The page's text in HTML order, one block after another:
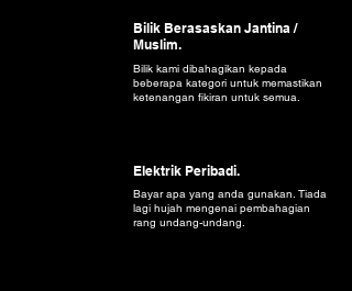
Bilik Berasaskan Jantina /
Muslim.
Bilik kami dibahagikan kepada
beberapa kategori untuk memastikan
ketenangan fikiran untuk semua.
Elektrik Peribadi.
Bayar apa yang anda gunakan. Tiada
lagi hujah mengenai pembahagian
rang undang-undang.